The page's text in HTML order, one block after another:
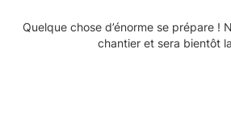
Quelque chose d’énorme se prépare !
chantier et sera bientôt